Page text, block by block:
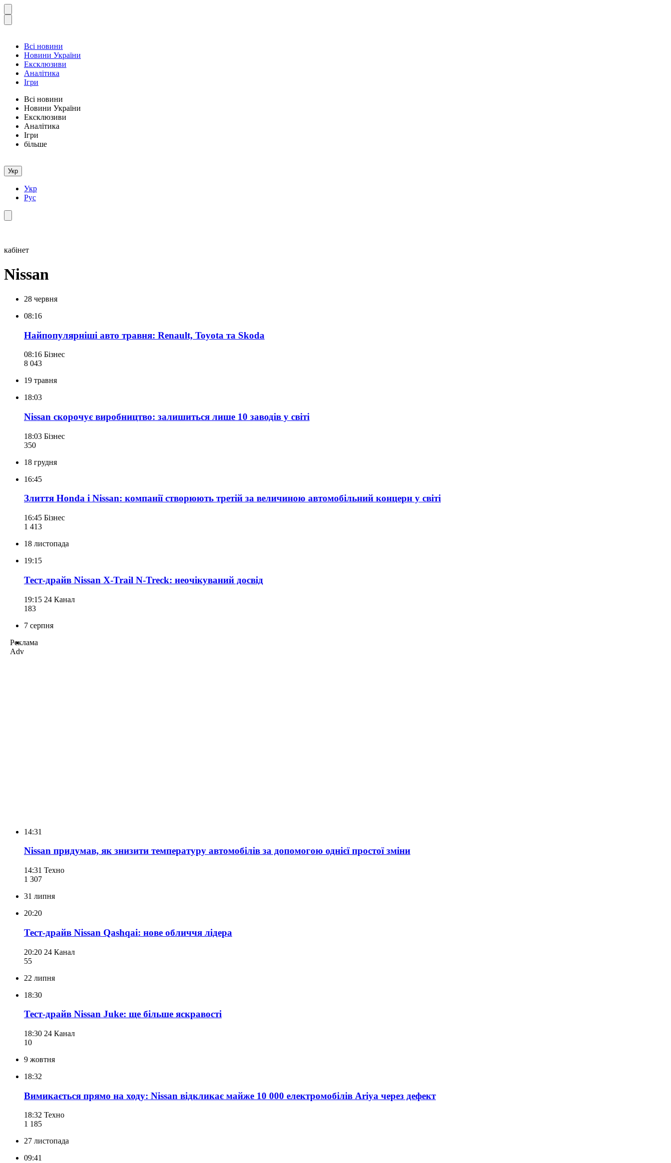
Всі новини
Новини України
Ексклюзиви
Аналітика
Ігри
Всі новини
Новини України
Ексклюзиви
Аналітика
Ігри
більше
Укр
Укр
Рус
кабінет
Nissan
28 червня
08:16
Найпопулярніші авто травня: Renault, Toyota та Skoda
08:16 Бізнес
8 043
19 травня
18:03
Nissan скорочує виробництво: залишиться лише 10 заводів у світі
18:03 Бізнес
350
18 грудня
16:45
Злиття Honda і Nissan: компанії створюють третій за величиною автомобільний концерн у світі
16:45 Бізнес
1 413
18 листопада
19:15
Тест-драйв Nissan X-Trail N-Treck: неочікуваний досвід
19:15 24 Канал
183
7 серпня
Реклама
Adv
14:31
Nissan придумав, як знизити температуру автомобілів за допомогою однієї простої зміни
14:31 Техно
1 307
31 липня
20:20
Тест-драйв Nissan Qashqai: нове обличчя лідера
20:20 24 Канал
55
22 липня
18:30
Тест-драйв Nissan Juke: ще більше яскравості
18:30 24 Канал
10
9 жовтня
18:32
Вимикається прямо на ходу: Nissan відкликає майже 10 000 електромобілів Ariya через дефект
18:32 Техно
1 185
27 листопада
09:41